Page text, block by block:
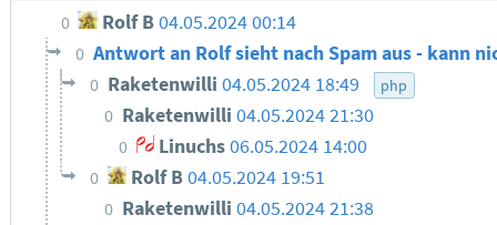
0 Rolf B04.05.2024 00:14
0 Antwort an Rolf sieht nach Spam aus - kann
0 Raketenwilli 04.05.2024 18:49 php
0 Raketenwilli04.05.2024 21:30
0 Linuchs06.05.2024 14:00
0 Rolf B 04.05.2024 19:51
0 Raketenwilli04.05.2024 21:38